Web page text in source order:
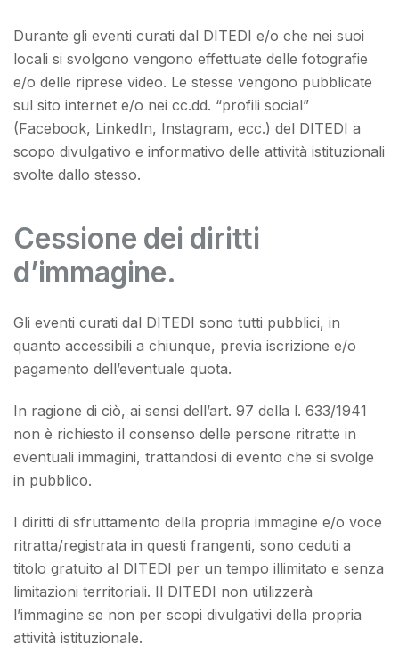
Durante gli eventi curati dal DITEDI e/o che nei suoi
locali si svolgono vengono effettuate delle fotografie
e/o delle riprese video. Le stesse vengono pubblicate
sul sito internet e/o nei cc.dd. “profili social”
(Facebook, LinkedIn, Instagram, ecc.) del DITEDI a
scopo divulgativo e informativo delle attività istituzionali
svolte dallo stesso.
Cessione dei diritti
d’immagine.
Gli eventi curati dal DITEDI sono tutti pubblici, in
quanto accessibili a chiunque, previa iscrizione e/o
pagamento dell’eventuale quota.
In ragione di ciò, ai sensi dell’art. 97 della l. 633/1941
non è richiesto il consenso delle persone ritratte in
eventuali immagini, trattandosi di evento che si svolge
in pubblico.
I diritti di sfruttamento della propria immagine e/o voce
ritratta/registrata in questi frangenti, sono ceduti a
titolo gratuito al DITEDI per un tempo illimitato e senza
limitazioni territoriali. Il DITEDI non utilizzerà
l’immagine se non per scopi divulgativi della propria
attività istituzionale.